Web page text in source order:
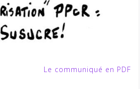
Le communiqué en PDF